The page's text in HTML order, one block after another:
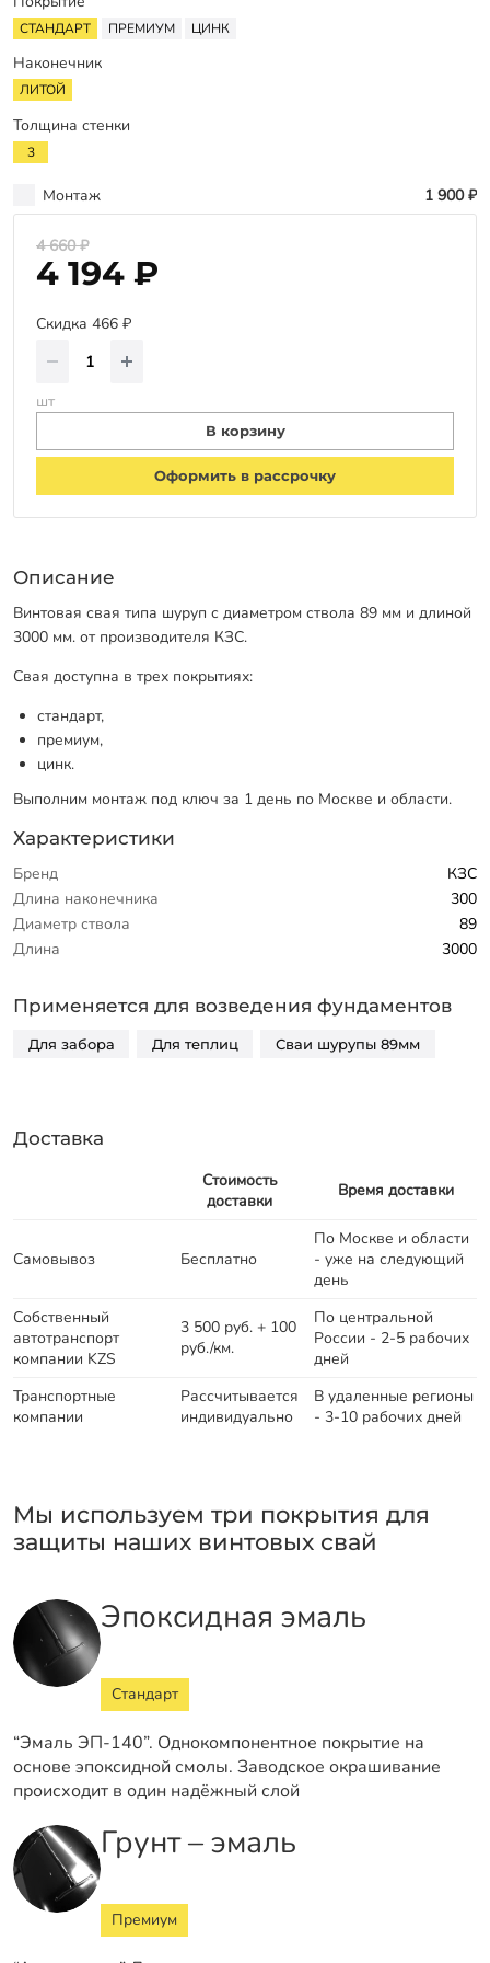
Отзывы
Гарантии
Программа лояльности
Вакансии
Заказать звонок
СТАНДАРТ ПРЕМИУМ ЦИНК
Наконечник
ЛИТОЙ
Толщина стенки
3
Монтаж 1 900 ₽
4 660 ₽
4 194 ₽
Скидка 466 ₽
шт
В корзину
Оформить в рассрочку
Описание
Винтовая свая типа шуруп с диаметром ствола 89 мм и длиной
3000 мм. от производителя КЗС.
Свая доступна в трех покрытиях:
стандарт,
премиум,
цинк.
Выполним монтаж под ключ за 1 день по Москве и области.
Характеристики
Бренд
КЗС
Длина наконечника
300
Диаметр ствола
89
Длина
3000
Применяется для возведения фундаментов
Для забора Для теплиц Сваи шурупы 89мм
Доставка
Стоимость
доставки
Время доставки
Самовывоз Бесплатно
По Москве и области
- уже на следующий
день
Собственный
автотранспорт
компании KZS
3 500 руб. + 100
руб./км.
По центральной
России - 2-5 рабочих
дней
Транспортные
компании
Рассчитывается
индивидуально
В удаленные регионы
- 3-10 рабочих дней
Мы используем три покрытия для
защиты наших винтовых свай
Эпоксидная эмаль
Стандарт
“Эмаль ЭП-140”. Однокомпонентное покрытие на
основе эпоксидной смолы. Заводское окрашивание
происходит в один надёжный слой
Грунт – эмаль
Премиум